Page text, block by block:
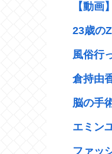
【動画
23歳の
風俗行
倉持由
脳の手
エミン
ファッ